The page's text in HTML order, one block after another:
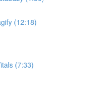
(12:18)
(7:33)